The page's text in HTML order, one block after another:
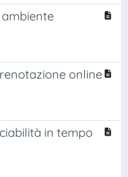
online
in tempo